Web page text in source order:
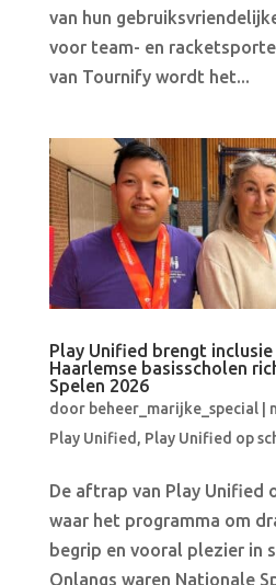
van hun
voor team- en
van Tournify wordt het...
Play Unified brengt
Haarlemse basisscholen
Spelen 2026
door beheer_marijke_special|
Play Unified, Play Unified op
De aftrap van Play Unified
waar het programma om
begrip en vooral plezier in
Onlangs waren Nationale